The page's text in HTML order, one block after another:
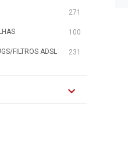
271
100
FILTROS ADSL 231